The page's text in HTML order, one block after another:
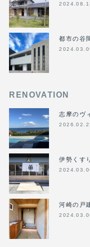
都市の谷
RENOVATION
志摩のヴ
伊勢くす
河崎の戸